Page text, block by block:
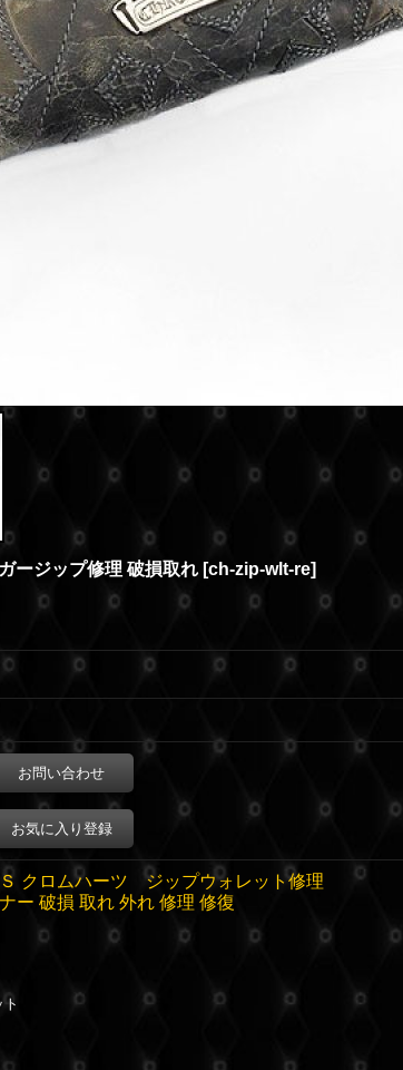
ージップ修理 破損取れ [ch-zip-wlt-re]
お問い合わせ
お気に入り登録
クロムハーツ ジップウォレット修理
ー 破損 取れ 外れ 修理 修復